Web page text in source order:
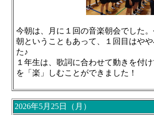
今朝は、月に１回の音楽朝会でした
朝ということもあって、１回目はや
た♪
１年生は、歌詞に合わせて動きを付
を「楽」しむことができました！
2026年5月25日（月）